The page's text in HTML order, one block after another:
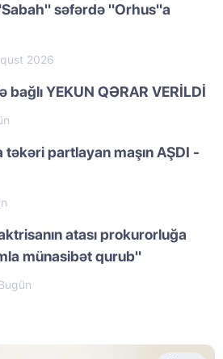
səfərdə "Orhus"a
2026
YEKUN QƏRAR VERİLDİ
təkəri partlayan maşın AŞDI -
atası prokurorluğa
münasibət qurub"